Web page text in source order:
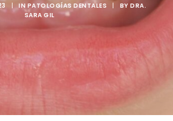
– Blog
PEDIR CITA ONLINE
| IN PATOLOGÍAS DENTALES | BYDRA.
SARA GIL